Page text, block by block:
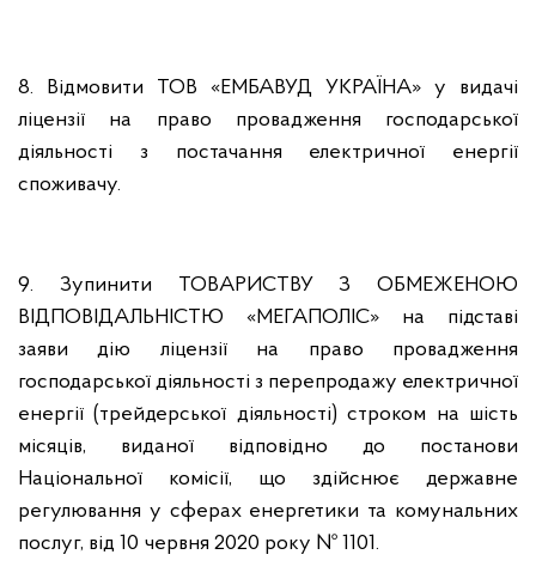
8. Відмовити ТОВ «ЕМБАВУД УКРАЇНА» у видачі
ліцензії на право провадження господарської
діяльності з постачання електричної енергії
споживачу.
9. Зупинити ТОВАРИСТВУ З ОБМЕЖЕНОЮ
ВІДПОВІДАЛЬНІСТЮ «МЕГАПОЛІС» на підставі
заяви дію ліцензії на право провадження
господарської діяльності з перепродажу електричної
енергії (трейдерської діяльності) строком на шість
місяців, виданої відповідно до постанови
Національної комісії, що здійснює державне
регулювання у сферах енергетики та комунальних
послуг, від 10 червня 2020 року № 1101.